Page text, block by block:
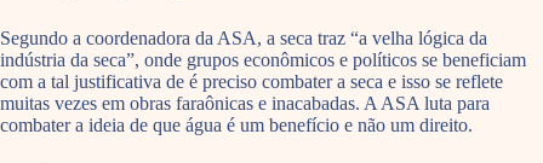
Segundo a coordenadora da ASA, a seca traz “a velha lógica da
indústria da seca”, onde grupos econômicos e políticos se beneficiam
com a tal justificativa de é preciso combater a seca e isso se reflete
muitas vezes em obras faraônicas e inacabadas. A ASA luta para
combater a ideia de que água é um benefício e não um direito.